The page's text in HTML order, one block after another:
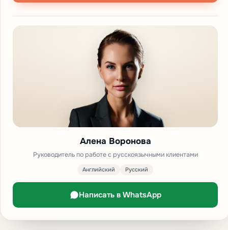
Алена Воронова
Руководитель по работе с русскоязычными клиентами
Английский Русский
Написать в WhatsApp